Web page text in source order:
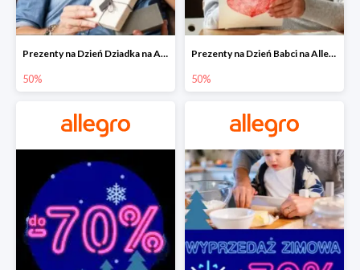
Prezenty na Dzień Dziadka na Allegro do -50%
50%
Prezenty na Dzień Babci na Allegro do -50%
50%